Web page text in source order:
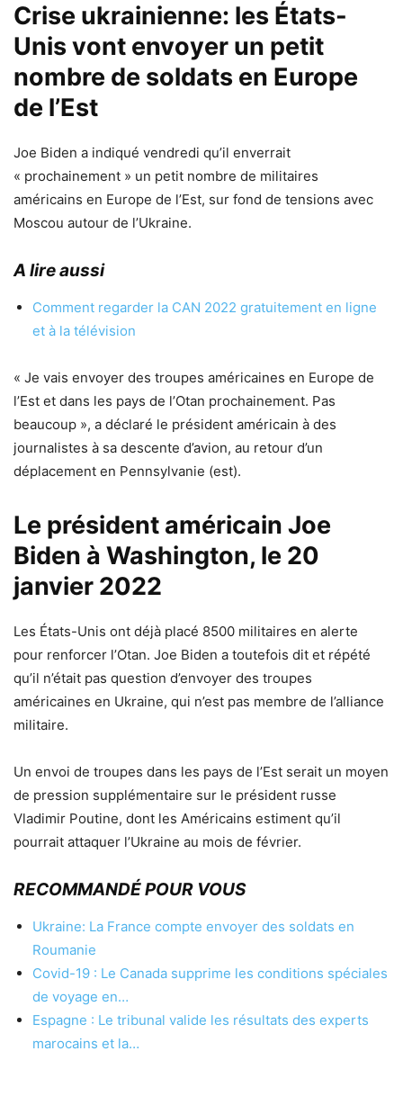
Crise ukrainienne: les États-
Unis vont envoyer un petit
nombre de soldats en Europe
de l’Est
Joe Biden a indiqué vendredi qu’il enverrait
« prochainement » un petit nombre de militaires
américains en Europe de l’Est, sur fond de tensions avec
Moscou autour de l’Ukraine.
A lire aussi
Comment regarder la CAN 2022 gratuitement en ligne
et à la télévision
« Je vais envoyer des troupes américaines en Europe de
l’Est et dans les pays de l’Otan prochainement. Pas
beaucoup », a déclaré le président américain à des
journalistes à sa descente d’avion, au retour d’un
déplacement en Pennsylvanie (est).
Le président américain Joe
Biden à Washington, le 20
janvier 2022
Les États-Unis ont déjà placé 8500 militaires en alerte
pour renforcer l’Otan. Joe Biden a toutefois dit et répété
qu’il n’était pas question d’envoyer des troupes
américaines en Ukraine, qui n’est pas membre de l’alliance
militaire.
Un envoi de troupes dans les pays de l’Est serait un moyen
de pression supplémentaire sur le président russe
Vladimir Poutine, dont les Américains estiment qu’il
pourrait attaquer l’Ukraine au mois de février.
RECOMMANDÉ POUR VOUS
Ukraine: La France compte envoyer des soldats en
Roumanie
Covid-19 : Le Canada supprime les conditions spéciales
de voyage en…
Espagne : Le tribunal valide les résultats des experts
marocains et la…